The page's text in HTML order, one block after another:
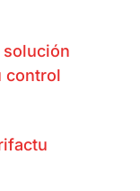
solución
control